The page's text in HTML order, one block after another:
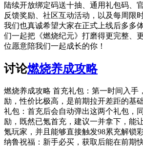
陆续开放绑定码送十抽、通用礼包码、
反馈奖励、社区互动活动，以及每周限
我们也真诚希望大家在正式上线后多多
们一起把《燃烧纪元》打磨得更完整
位愿意陪我们一起成长的你！
讨论燃烧养成攻略
燃烧养成攻略 首充礼包：第一时间入手
励，性价比极高，是前期拉开差距的基
礼包：首充后会自动弹出这两个礼包，
励，既然已氪首充，建议一并拿下，能
氪玩家，并且能够直接触发98累充解锁
纳鲁祝福：新手必买，获取后能在前期